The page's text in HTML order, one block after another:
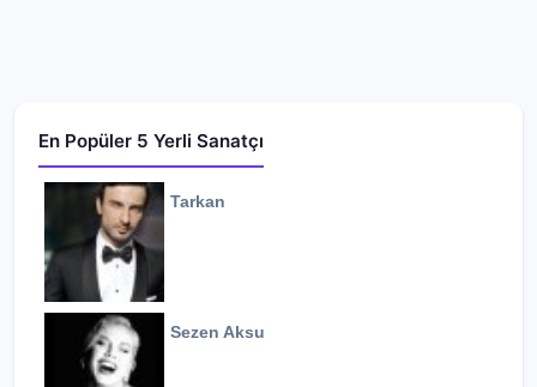
En Popüler 5 Yerli Sanatçı
Tarkan
Sezen Aksu